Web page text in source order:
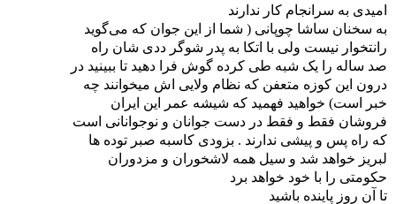
امیدی به سرانجام کار ندارند
به سخنان ساشا چوپانی ( شما از این جوان که می‌گوید
رانتخوار نیست ولی با اتکا به پدر شوگر ددی شان راه
صد ساله را یک شبه طی کرده گوش فرا دهید تا ببینید در
درون این کوزه متعفن که نظام ولایی اش میخوانند چه
خبر است) خواهید فهمید که شیشه عمر این ایران
فروشان فقط و فقط در دست جوانان و نوجوانانی است
که راه پس و پیشی ندارند . بزودی کاسبه صبر توده ها
لبریز خواهد شد و سیل همه لاشخوران و مزدوران
حکومتی را با خود خواهد برد
تا آن روز پاینده باشید